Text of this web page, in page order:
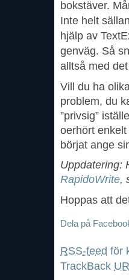
bokstäver.
Inte helt
hjälp av
genväg. Så
alltså med
Vill du ha
problem, du
”privsig”
oerhört
börjat ange
Uppdatering:
RapidoWrite,
Hoppas att
Dela på
RSS-feed för
TrackBack